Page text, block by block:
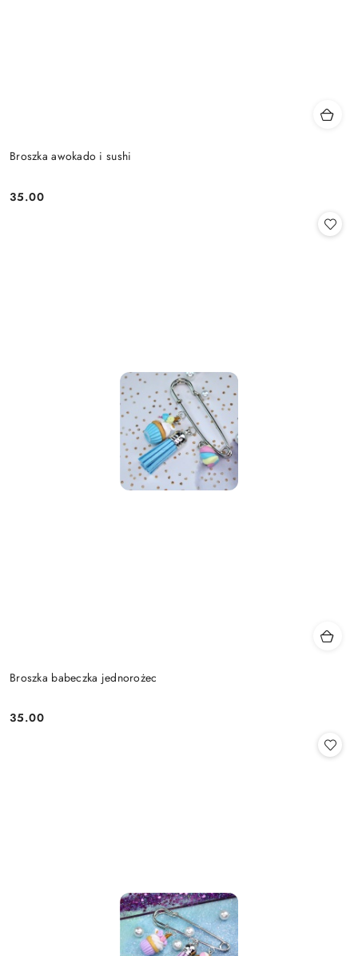
Broszka awokado i sushi
Cena:
35.00
Broszka babeczka jednorożec
Cena:
35.00